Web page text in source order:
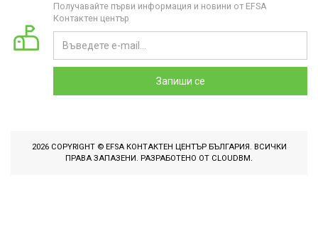
Получавайте първи информация и новини от EFSA
Контактен център
Запиши се
2026 COPYRIGHT © EFSA КОНТАКТЕН ЦЕНТЪР БЪЛГАРИЯ. ВСИЧКИ
ПРАВА ЗАПАЗЕНИ. РАЗРАБОТЕНО ОТ CLOUDBM .